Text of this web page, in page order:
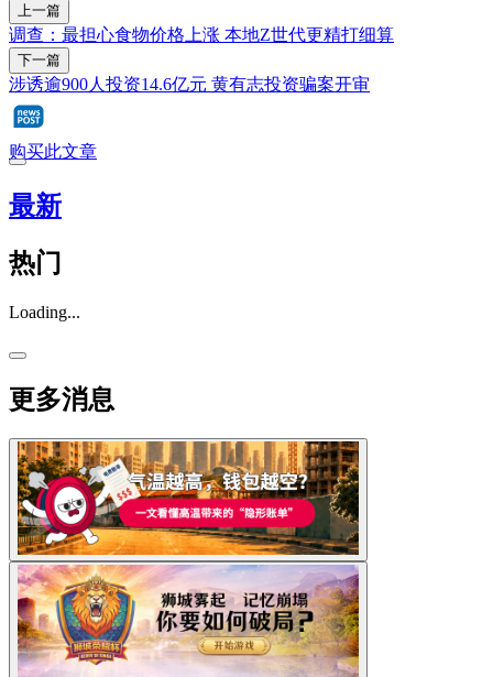
上一篇
调查：最担心食物价格上涨 本地Z世代更精打细算
下一篇
涉诱逾900人投资14.6亿元 黄有志投资骗案开审
购买此文章
最新
热门
Loading...
更多消息